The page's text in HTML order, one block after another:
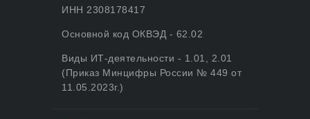
ИНН 2308178417
Основной код ОКВЭД - 62.02
Виды ИТ-деятельности - 1.01, 2.01
(Приказ Минцифры России № 449 от
11.05.2023г.)